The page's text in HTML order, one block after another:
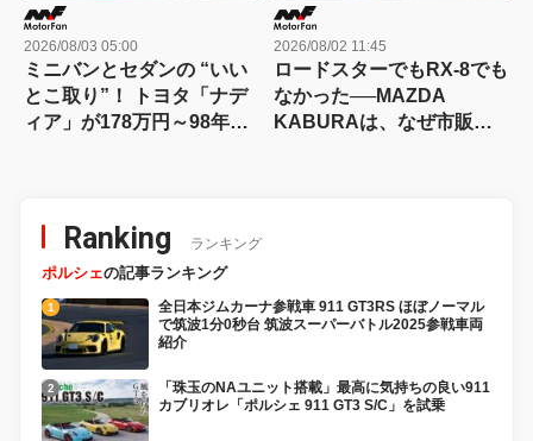
2026/08/03 05:00
ミニバンとセダンの “いい
とこ取り”！ トヨタ「ナデ
ィア」が178万円～98年に
2026/08/02 11:45
ロードスターでもRX-8でも
なかった──MAZDA
KABURAは、なぜ市販さ
Ranking ランキング
ポルシェの記事ランキング
全日本ジムカーナ参戦車 911 GT3RS ほぼノーマル
で筑波1分0秒台 筑波スーパーバトル2025参戦車両
紹介
「珠玉のNAユニット搭載」最高に気持ちの良い911
カブリオレ「ポルシェ 911 GT3 S/C」を試乗